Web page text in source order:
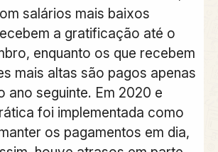
salários mais baixos
a gratificação até o
enquanto os que recebem
mais altas são pagos apenas
ano seguinte. Em 2020 e
foi implementada como
os pagamentos em dia,